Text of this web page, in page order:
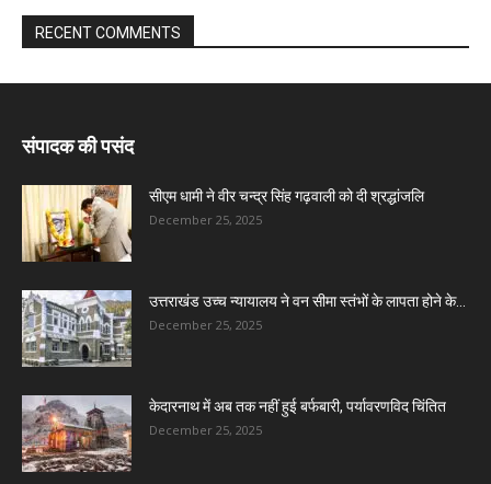
RECENT COMMENTS
संपादक की पसंद
सीएम धामी ने वीर चन्द्र सिंह गढ़वाली को दी श्रद्धांजलि
December 25, 2025
उत्तराखंड उच्च न्यायालय ने वन सीमा स्तंभों के लापता होने के...
December 25, 2025
केदारनाथ में अब तक नहीं हुई बर्फबारी, पर्यावरणविद चिंतित
December 25, 2025